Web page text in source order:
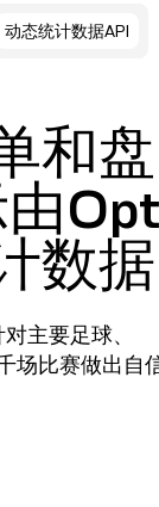
动态统计数据API
和
数据
主要足球、
场比赛做出自